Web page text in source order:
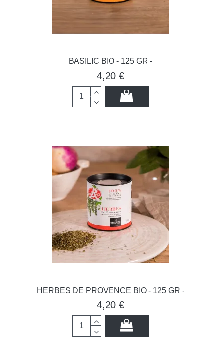
BASILIC BIO - 125 GR -
4,20 €
HERBES DE PROVENCE BIO - 125 GR -
4,20 €